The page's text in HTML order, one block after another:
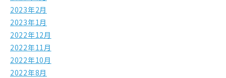
2023年2月
2023年1月
2022年12月
2022年11月
2022年10月
2022年8月